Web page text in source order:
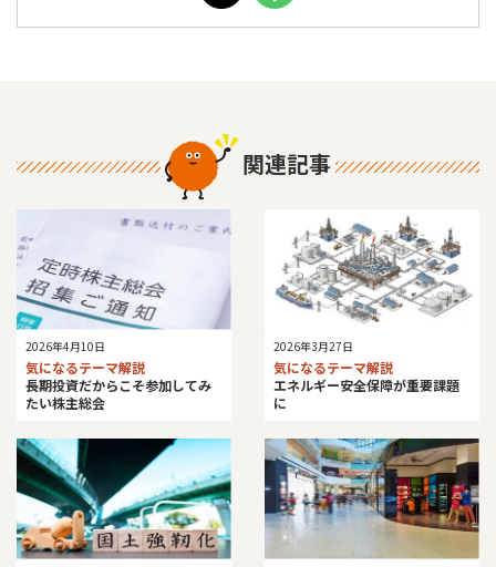
関連記事
2026年4月10日
気になるテーマ解説
長期投資だからこそ参加してみ
たい株主総会
2026年3月27日
気になるテーマ解説
エネルギー安全保障が重要課題
に